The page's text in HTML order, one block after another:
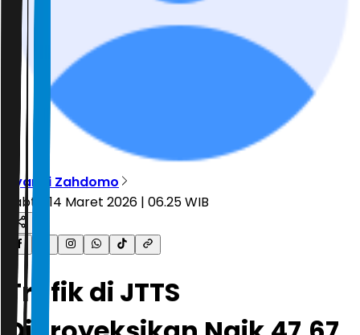
Ryandi Zahdomo
Sabtu, 14 Maret 2026 | 06.25 WIB
Trafik di JTTS